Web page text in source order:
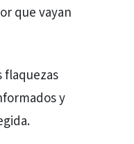
que vayan
flaquezas
y